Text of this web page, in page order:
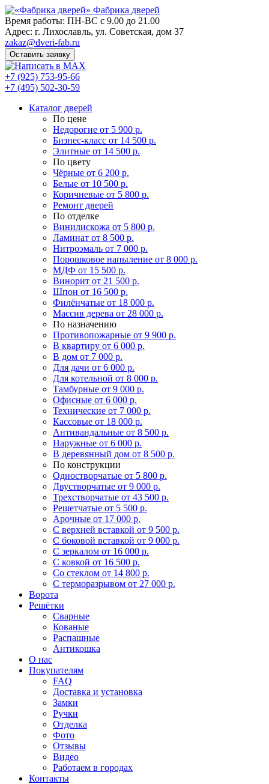
Фабрика дверей
Время работы: ПН-ВС с 9.00 до 21.00
Адрес: г. Лихославль, ул. Советская, дом 37
zakaz@dveri-fab.ru
Оставить заявку
+7 (925) 753-95-66
+7 (495) 502-30-59
Каталог дверей
По цене
Недорогие от 5 900 р.
Бизнес-класс от 14 500 р.
Элитные от 14 500 р.
По цвету
Чёрные от 6 200 р.
Белые от 10 500 р.
Коричневые от 5 800 р.
Ремонт дверей
По отделке
Винилискожа от 5 800 р.
Ламинат от 8 500 р.
Нитроэмаль от 7 000 р.
Порошковое напыление от 8 000 р.
МДФ от 15 500 р.
Винорит от 21 500 р.
Шпон от 16 500 р.
Филёнчатые от 18 000 р.
Массив дерева от 28 000 р.
По назначению
Противопожарные от 9 900 р.
В квартиру от 6 000 р.
В дом от 7 000 р.
Для дачи от 6 000 р.
Для котельной от 8 000 р.
Тамбурные от 9 000 р.
Офисные от 6 000 р.
Технические от 7 000 р.
Кассовые от 18 000 р.
Антивандальные от 8 500 р.
Наружные от 6 000 р.
В деревянный дом от 8 500 р.
По конструкции
Одностворчатые от 5 800 р.
Двустворчатые от 9 000 р.
Трехстворчатые от 43 500 р.
Решетчатые от 5 500 р.
Арочные от 17 000 р.
С верхней вставкой от 9 500 р.
С боковой вставкой от 9 000 р.
С зеркалом от 16 000 р.
С ковкой от 16 500 р.
Со стеклом от 14 800 р.
С терморазрывом от 27 000 р.
Ворота
Решётки
Сварные
Кованые
Распашные
Антикошка
О нас
Покупателям
FAQ
Доставка и установка
Замки
Ручки
Отделка
Фото
Отзывы
Видео
Работаем в городах
Контакты